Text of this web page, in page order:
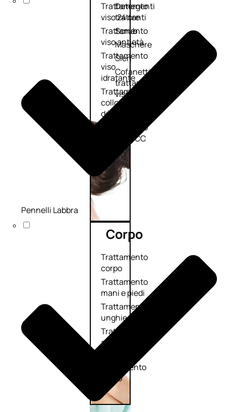
Trattamento
viso 24 ore
Trattamento
viso antietà
Trattamento
viso
idratante
Trattamento
collo e
décolleté
Trattamento
viso BB e CC
cream
Detergenti
trattanti
Scrub
Maschere
Sieri
Cofanetti
trattamento
viso
Corpo
Trattamento
corpo
Trattamento
mani e piedi
Trattamento
unghie
Trattamento
anticellulite
trattamento
corpo
Pennelli Labbra